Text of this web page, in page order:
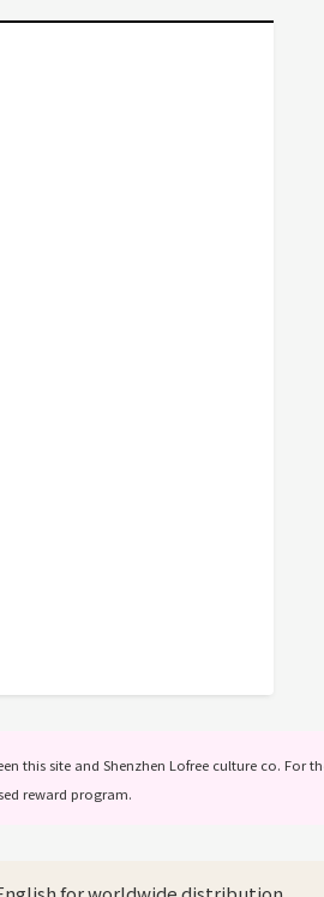
this site and Shenzhen Lofree culture co. For
reward program.